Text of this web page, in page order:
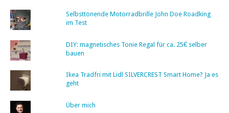
Selbsttönende Motorradbrille John Doe Roadking
im Test
DIY: magnetisches Tonie Regal für ca. 25€ selber
bauen
Ikea Tradfri mit Lidl SILVERCREST Smart Home? Ja es
geht
Über mich